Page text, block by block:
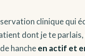
clinique qui
dont je te parlais,
hancheen actif et